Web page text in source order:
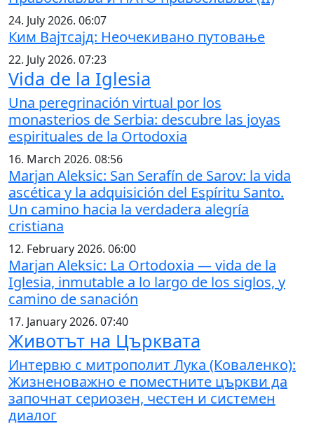
24. July 2026. 06:07
Ким Вајтсајд: Неочекивано путовање
22. July 2026. 07:23
Vida de la Iglesia
Una peregrinación virtual por los
monasterios de Serbia: descubre las joyas
espirituales de la Ortodoxia
16. March 2026. 08:56
Marjan Aleksic: San Serafín de Sarov: la vida
ascética y la adquisición del Espíritu Santo.
Un camino hacia la verdadera alegría
cristiana
12. February 2026. 06:00
Marjan Aleksic: La Ortodoxia — vida de la
Iglesia, inmutable a lo largo de los siglos, y
camino de sanación
17. January 2026. 07:40
Животът на Църквата
Интервю с митрополит Лука (Коваленко):
Жизненоважно е поместните църкви да
започнат сериозен, честен и системен
диалог